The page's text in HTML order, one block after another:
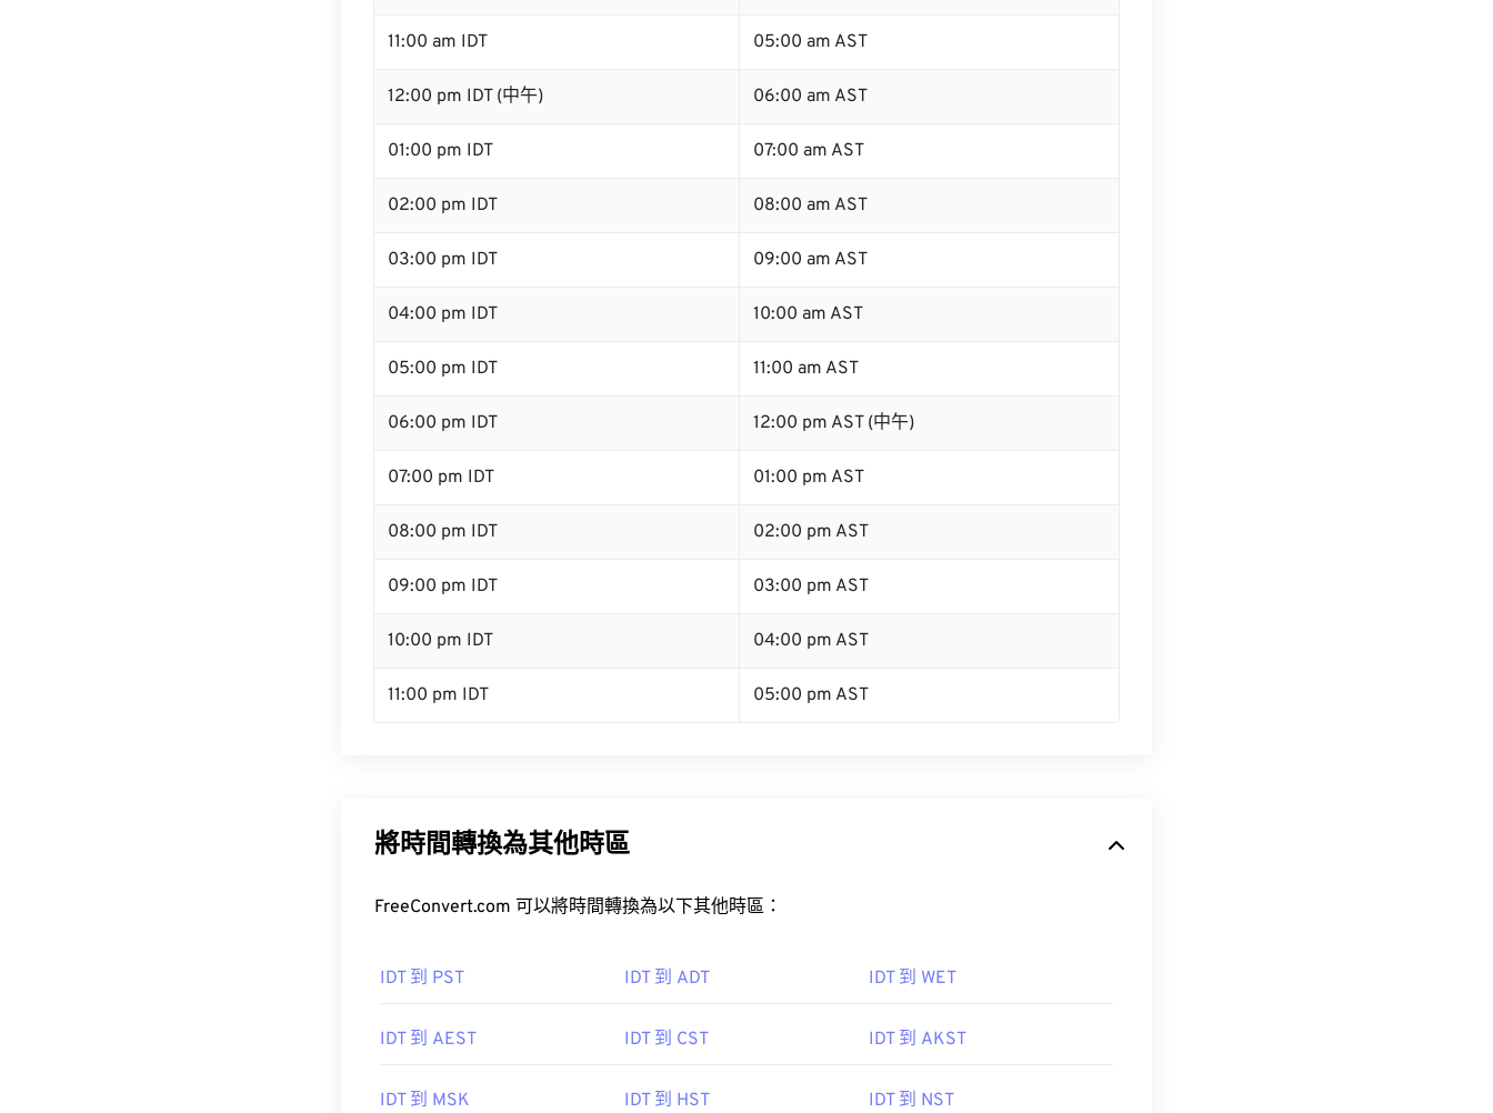
11:00 am IDT 05:00 am AST
12:00 pm IDT (中午) 06:00 am AST
01:00 pm IDT 07:00 am AST
02:00 pm IDT 08:00 am AST
03:00 pm IDT 09:00 am AST
04:00 pm IDT 10:00 am AST
05:00 pm IDT 11:00 am AST
06:00 pm IDT 12:00 pm AST (中午)
07:00 pm IDT 01:00 pm AST
08:00 pm IDT 02:00 pm AST
09:00 pm IDT 03:00 pm AST
10:00 pm IDT 04:00 pm AST
11:00 pm IDT 05:00 pm AST
將時間轉換為其他時區
FreeConvert.com 可以將時間轉換為以下其他時區：
IDT 到 PST IDT 到 ADT IDT 到 WET
IDT 到 AEST IDT 到 CST IDT 到 AKST
IDT 到 MSK IDT 到 HST IDT 到 NST